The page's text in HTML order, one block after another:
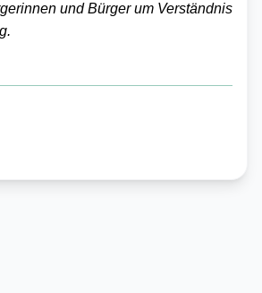
und Bürger um Verständnis